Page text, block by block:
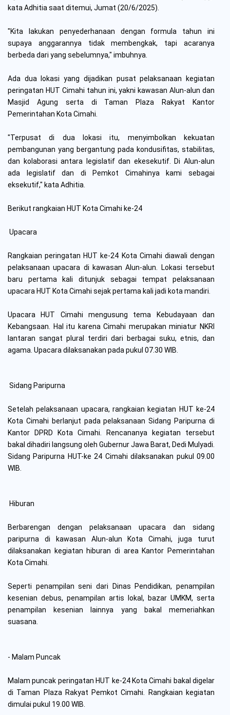
kata Adhitia saat ditemui, Jumat (20/6/2025).
"Kita lakukan penyederhanaan dengan formula tahun ini
supaya anggarannya tidak membengkak, tapi acaranya
berbeda dari yang sebelumnya," imbuhnya.
Ada dua lokasi yang dijadikan pusat pelaksanaan kegiatan
peringatan HUT Cimahi tahun ini, yakni kawasan Alun-alun dan
Masjid Agung serta di Taman Plaza Rakyat Kantor
Pemerintahan Kota Cimahi.
"Terpusat di dua lokasi itu, menyimbolkan kekuatan
pembangunan yang bergantung pada kondusifitas, stabilitas,
dan kolaborasi antara legislatif dan ekesekutif. Di Alun-alun
ada legislatif dan di Pemkot Cimahinya kami sebagai
eksekutif," kata Adhitia.
Berikut rangkaian HUT Kota Cimahi ke-24
Upacara
Rangkaian peringatan HUT ke-24 Kota Cimahi diawali dengan
pelaksanaan upacara di kawasan Alun-alun. Lokasi tersebut
baru pertama kali ditunjuk sebagai tempat pelaksanaan
upacara HUT Kota Cimahi sejak pertama kali jadi kota mandiri.
Upacara HUT Cimahi mengusung tema Kebudayaan dan
Kebangsaan. Hal itu karena Cimahi merupakan miniatur NKRI
lantaran sangat plural terdiri dari berbagai suku, etnis, dan
agama. Upacara dilaksanakan pada pukul 07.30 WIB.
Sidang Paripurna
Setelah pelaksanaan upacara, rangkaian kegiatan HUT ke-24
Kota Cimahi berlanjut pada pelaksanaan Sidang Paripurna di
Kantor DPRD Kota Cimahi. Rencananya kegiatan tersebut
bakal dihadiri langsung oleh Gubernur Jawa Barat, Dedi Mulyadi.
Sidang Paripurna HUT-ke 24 Cimahi dilaksanakan pukul 09.00
WIB.
Hiburan
Berbarengan dengan pelaksanaan upacara dan sidang
paripurna di kawasan Alun-alun Kota Cimahi, juga turut
dilaksanakan kegiatan hiburan di area Kantor Pemerintahan
Kota Cimahi.
Seperti penampilan seni dari Dinas Pendidikan, penampilan
kesenian debus, penampilan artis lokal, bazar UMKM, serta
penampilan kesenian lainnya yang bakal memeriahkan
suasana.
- Malam Puncak
Malam puncak peringatan HUT ke-24 Kota Cimahi bakal digelar
di Taman Plaza Rakyat Pemkot Cimahi. Rangkaian kegiatan
dimulai pukul 19.00 WIB.